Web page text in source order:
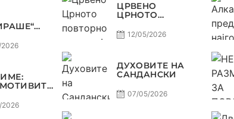
НА
ВО
ДАГУР
ЦРВЕНО
ЦРНОТО
МОДА!
12/05/2026
ДУХОВИТЕ НА
САНДАНСКИ
07/05/2026